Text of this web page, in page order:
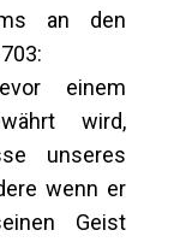
an den
einem
wird,
unseres
wenn er
Geist